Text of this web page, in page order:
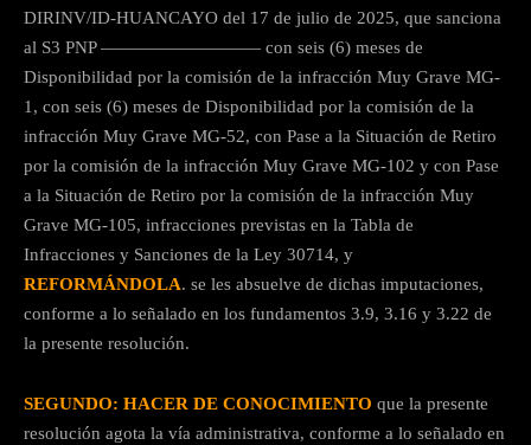
DIRINV/ID-HUANCAYO del 17 de julio de 2025, que sanciona
al S3 PNP ————————— con seis (6) meses de
Disponibilidad por la comisión de la infracción Muy Grave MG-
1, con seis (6) meses de Disponibilidad por la comisión de la
infracción Muy Grave MG-52, con Pase a la Situación de Retiro
por la comisión de la infracción Muy Grave MG-102 y con Pase
a la Situación de Retiro por la comisión de la infracción Muy
Grave MG-105, infracciones previstas en la Tabla de
Infracciones y Sanciones de la Ley 30714, y
REFORMÁNDOLA. se les absuelve de dichas imputaciones,
conforme a lo señalado en los fundamentos 3.9, 3.16 y 3.22 de
la presente resolución.
SEGUNDO: HACER DE CONOCIMIENTO que la presente
resolución agota la vía administrativa, conforme a lo señalado en